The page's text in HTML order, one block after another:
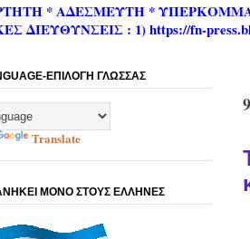
* ΑΔΕΣΜΕΥΤΗ *
ΔΙΕΥΘΥΝΣΕΙΣ : 1) https://fn-
ΕΠΙΛΟΓΗ ΓΛΩΣΣΑΣ
Translate
ΜΟΝΟ ΣΤΟΥΣ ΕΛΛΗΝΕΣ